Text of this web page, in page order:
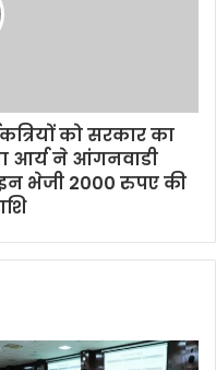
को सरकार का
आर्य ने आंगनवाडी
भेजी 2000 रुपए की